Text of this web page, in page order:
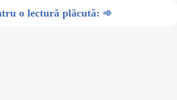
o lectură plăcută: ➾